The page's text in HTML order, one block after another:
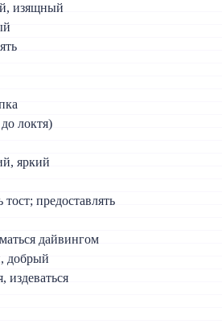
изящный
локтя)
яркий
тост; предоставлять
дайвингом
добрый
издеваться